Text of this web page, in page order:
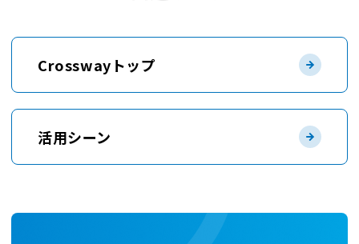
Crosswayトップ
活用シーン